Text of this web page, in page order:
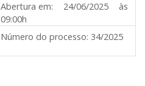
Abertura em: 24/06/2025 às
09:00h
Número do processo: 34/2025